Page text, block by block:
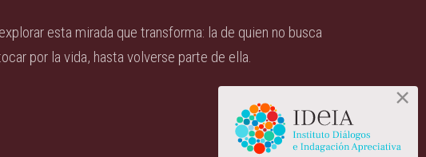
esta mirada que transforma: la de quien no busca
por la vida, hasta volverse parte de ella.